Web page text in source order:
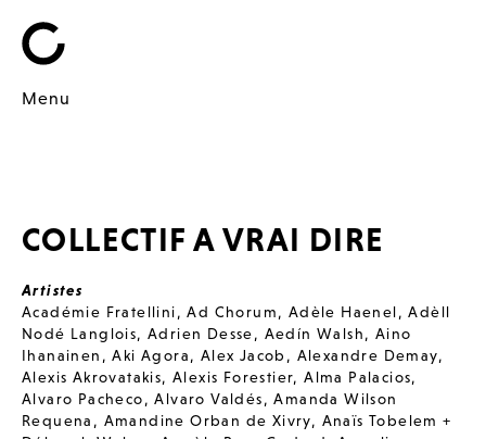
Menu
COLLECTIF A VRAI DIRE
Artistes
Académie Fratellini,Ad Chorum, Adèle Haenel,Adèll
Nodé Langlois,Adrien Desse, Aedín Walsh, Aino
Ihanainen ,Aki Agora, Alex Jacob , Alexandre Demay,
Alexis Akrovatakis,Alexis Forestier,Alma Palacios,
Alvaro Pacheco,Alvaro Valdés,Amanda Wilson
Requena , Amandine Orban de Xivry, Anaïs Tobelem +